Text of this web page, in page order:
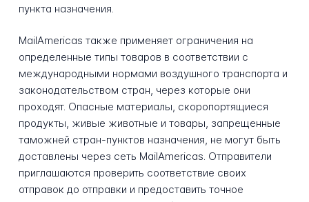
пункта назначения.
MailAmericas также применяет ограничения на
определенные типы товаров в соответствии с
международными нормами воздушного транспорта и
законодательством стран, через которые они
проходят. Опасные материалы, скоропортящиеся
продукты, живые животные и товары, запрещенные
таможней стран-пунктов назначения, не могут быть
доставлены через сеть MailAmericas. Отправители
приглашаются проверить соответствие своих
отправок до отправки и предоставить точное